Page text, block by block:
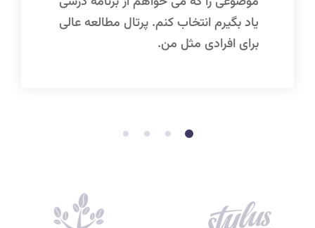
یاد بگیرم انتخاب کنم. پرتال مطالعه عالی
برای افرادی مثل من.